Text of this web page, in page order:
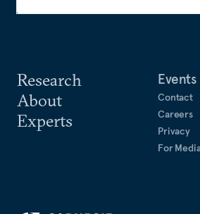
Research
About
Experts
Events
Contact
Careers
Privacy
For